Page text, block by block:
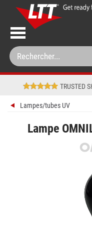
TRUSTED
Lampes/tubes UV
Lampe